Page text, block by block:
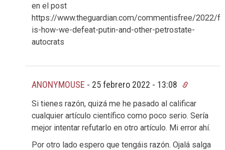
en el post
https://www.theguardian.com/commentisfree/2022/
is-how-we-defeat-putin-and-other-petrostate-
autocrats
ANONYMOUSE - 25 febrero 2022 - 13:08
Si tienes razón, quizá me he pasado al calificar
cualquier artículo científico como poco serio. Sería
mejor intentar refutarlo en otro artículo. Mi error ahí.
Por otro lado espero que tengáis razón. Ojalá salga